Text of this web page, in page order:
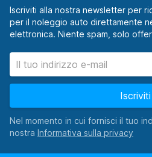
Iscriviti alla nostra newsletter per
per il noleggio auto direttamente
elettronica. Niente spam, solo
Iscriviti
Nel momento in cui fornisci il tuo
nostra